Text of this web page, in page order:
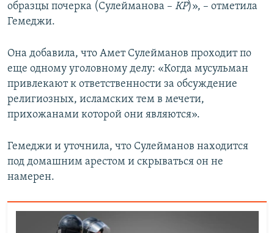
образцы почерка (Сулейманова – КР)», – отметила
Гемеджи.
Она добавила, что Амет Сулейманов проходит по
еще одному уголовному делу: «Когда мусульман
привлекают к ответственности за обсуждение
религиозных, исламских тем в мечети,
прихожанами которой они являются».
Гемеджи и уточнила, что Сулейманов находится
под домашним арестом и скрываться он не
намерен.